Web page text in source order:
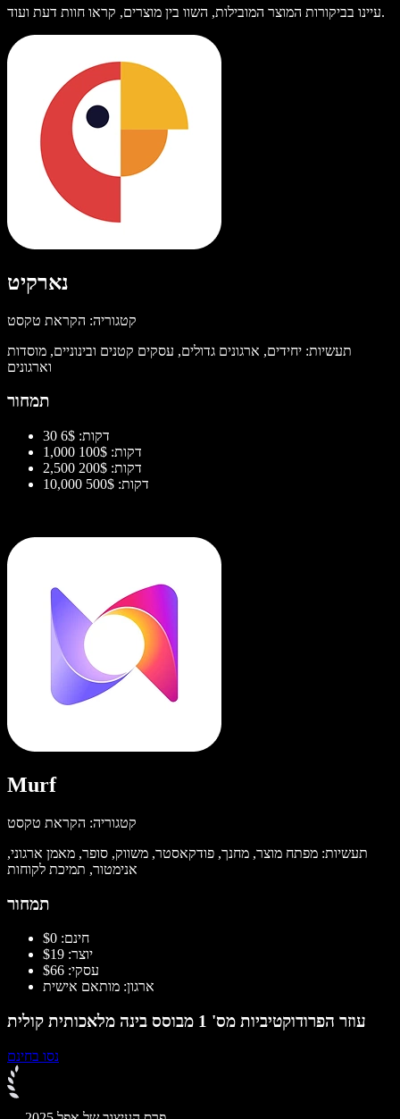
עיינו בביקורות המוצר המובילות, השוו בין מוצרים, קראו חוות דעת ועוד.
נארקיט
קטגוריה: הקראת טקסט
תעשיות: יחידים, ארגונים גדולים, עסקים קטנים ובינוניים, מוסדות
וארגונים
תמחור
30 דקות: 6$
1,000 דקות: 100$
2,500 דקות: 200$
10,000 דקות: 500$
Murf
קטגוריה: הקראת טקסט
תעשיות: מפתח מוצר, מחנך, פודקאסטר, משווק, סופר, מאמן ארגוני,
אנימטור, תמיכת לקוחות
תמחור
חינם: $0
יוצר: $19
עסקי: $66
ארגון: מותאם אישית
עוזר הפרודוקטיביות מס' 1 מבוסס בינה מלאכותית קולית
נסו בחינם